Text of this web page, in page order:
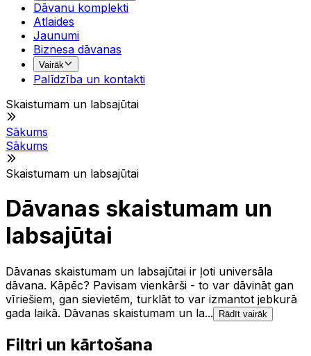
Dāvanu komplekti
Atlaides
Jaunumi
Biznesa dāvanas
Vairāk
Palīdzība un kontakti
Skaistumam un labsajūtai
Sākums
Sākums
Skaistumam un labsajūtai
Dāvanas skaistumam un
labsajūtai
Dāvanas skaistumam un labsajūtai ir ļoti universāla
dāvana. Kāpēc? Pavisam vienkārši - to var dāvināt gan
vīriešiem, gan sievietēm, turklāt to var izmantot jebkurā
gada laikā. Dāvanas skaistumam un la...
Rādīt vairāk
Filtri un kārtošana